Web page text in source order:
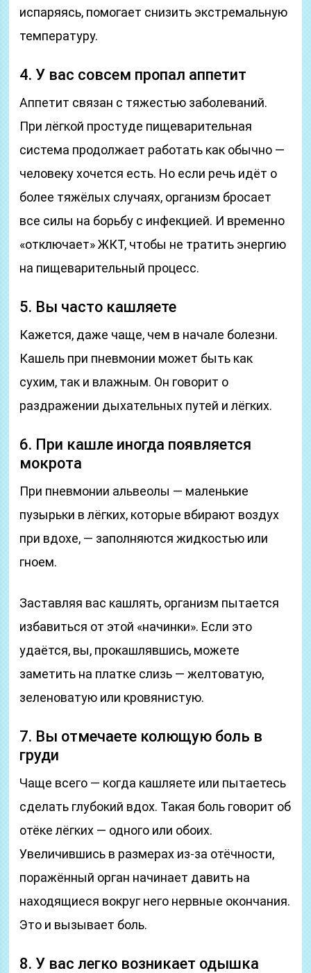
испаряясь, помогает снизить экстремальную
температуру.
4. У вас совсем пропал аппетит
Аппетит связан с тяжестью заболеваний.
При лёгкой простуде пищеварительная
система продолжает работать как обычно —
человеку хочется есть. Но если речь идёт о
более тяжёлых случаях, организм бросает
все силы на борьбу с инфекцией. И временно
«отключает» ЖКТ, чтобы не тратить энергию
на пищеварительный процесс.
5. Вы часто кашляете
Кажется, даже чаще, чем в начале болезни.
Кашель при пневмонии может быть как
сухим, так и влажным. Он говорит о
раздражении дыхательных путей и лёгких.
6. При кашле иногда появляется
мокрота
При пневмонии альвеолы — маленькие
пузырьки в лёгких, которые вбирают воздух
при вдохе, — заполняются жидкостью или
гноем.
Заставляя вас кашлять, организм пытается
избавиться от этой «начинки». Если это
удаётся, вы, прокашлявшись, можете
заметить на платке слизь — желтоватую,
зеленоватую или кровянистую.
7. Вы отмечаете колющую боль в
груди
Чаще всего — когда кашляете или пытаетесь
сделать глубокий вдох. Такая боль говорит об
отёке лёгких — одного или обоих.
Увеличившись в размерах из‑за отёчности,
поражённый орган начинает давить на
находящиеся вокруг него нервные окончания.
Это и вызывает боль.
8. У вас легко возникает одышка